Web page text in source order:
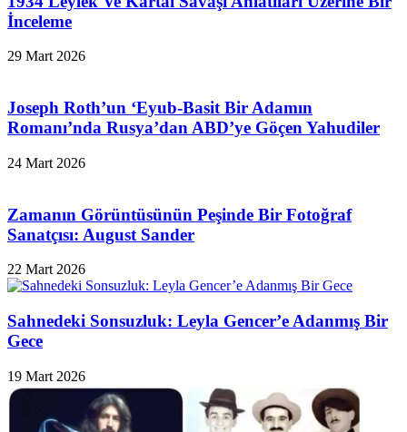
İnceleme
29 Mart 2026
Joseph Roth’un ‘Eyub-Basit Bir Adamın
Romanı’nda Rusya’dan ABD’ye Göçen Yahudiler
24 Mart 2026
Zamanın Görüntüsünün Peşinde Bir Fotoğraf
Sanatçısı: August Sander
22 Mart 2026
Sahnedeki Sonsuzluk: Leyla Gencer’e Adanmış Bir
Gece
19 Mart 2026